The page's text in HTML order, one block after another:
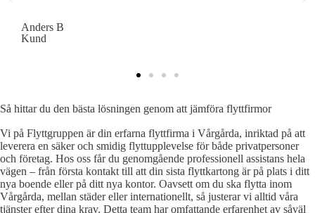
Anders B
Kund
Så hittar du den bästa lösningen genom att jämföra flyttfirmor
Vi på Flyttgruppen är din erfarna flyttfirma i Vårgårda, inriktad på att
leverera en säker och smidig flyttupplevelse för både privatpersoner
och företag. Hos oss får du genomgående professionell assistans hela
vägen – från första kontakt till att din sista flyttkartong är på plats i ditt
nya boende eller på ditt nya kontor. Oavsett om du ska flytta inom
Vårgårda, mellan städer eller internationellt, så justerar vi alltid våra
tjänster efter dina krav. Detta team har omfattande erfarenhet av såväl